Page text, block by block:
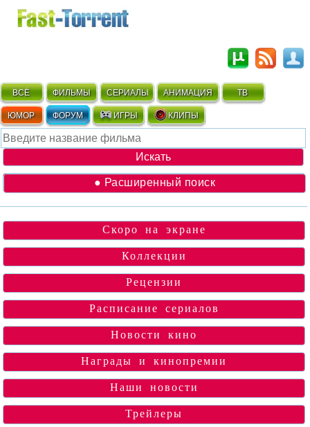
ВСЁ ФИЛЬМЫ СЕРИАЛЫ АНИМАЦИЯ ТВ
ЮМОР ФОРУМ ИГРЫ КЛИПЫ
● Расширенный поиск
Скоро на экране
Коллекции
Рецензии
Расписание сериалов
Новости кино
Награды и кинопремии
Наши новости
Трейлеры